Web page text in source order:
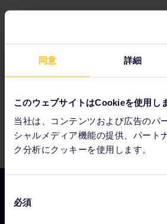
同意 詳細
このウェブサイトはCookieを使用し
当社は、コンテンツおよび広告のパ
シャルメディア機能の提供、パート
ク分析にクッキーを使用します。
必須